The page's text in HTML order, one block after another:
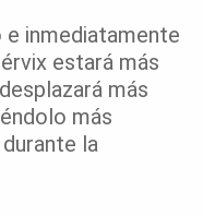
inmediatamente
estará más
más
más
la